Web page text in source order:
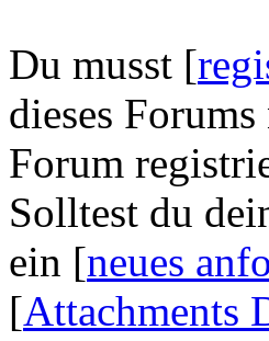
Du musst [
dieses
Forum
Solltest du
ein [neues
[Attachments